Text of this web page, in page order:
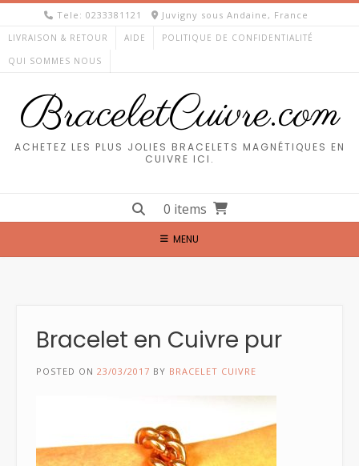
Skip
content
Tele: 0233381121 Juvigny sous Andaine, France
LIVRAISON & RETOUR AIDE POLITIQUE DE CONFIDENTIALITÉ
QUI SOMMES NOUS
BraceletCuivre.com
ACHETEZ LES PLUS JOLIES BRACELETS MAGNÉTIQUES EN
CUIVRE ICI.
0 items
MENU
Bracelet en Cuivre pur
POSTED ON 23/03/2017 BY BRACELET CUIVRE